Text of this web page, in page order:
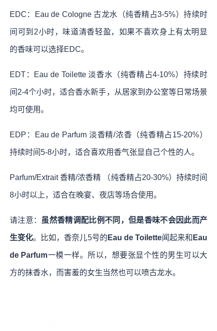
EDC：Eau de Cologne 古龙水（纯香精占3-5%）持续时
间可到2小时，味道清香轻盈，如果不喜欢身上有太明显
的香味可以选择EDC。
EDT：Eau de Toilette 淡香水（纯香精占4-10%）持续时
间2-4个小时，适合香水新手，从居家到办公室等日常场景
均可使用。
EDP：Eau de Parfum 淡香精/浓香（纯香精占15-20%）
持续时间5-8小时，适合喜欢用香气张显自己个性的人。
Parfum/Extrait 香精/浓香精 （纯香精占20-30%）持续时间
8小时以上，适合在晚宴、夜店等场合使用。
请注意： 虽然香精调配比例不同，但是香味不会因此而产
生变化。比如，香奈儿5号的 Eau de Toilette闻起来和 Eau
de Parfum一模一样。所以，想要张显个性的男生可以大
方的抹香水，而害羞的女生当然也可以喷古龙水。